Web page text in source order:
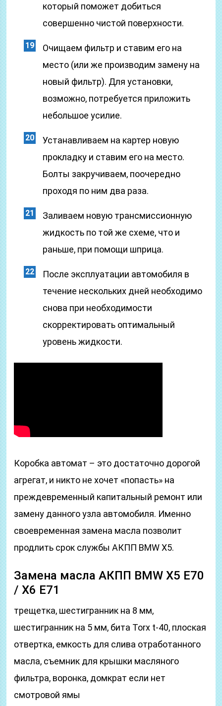
который поможет добиться
совершенно чистой поверхности.
Очищаем фильтр и ставим его на
место (или же производим замену на
новый фильтр). Для установки,
возможно, потребуется приложить
небольшое усилие.
Устанавливаем на картер новую
прокладку и ставим его на место.
Болты закручиваем, поочередно
проходя по ним два раза.
Заливаем новую трансмиссионную
жидкость по той же схеме, что и
раньше, при помощи шприца.
После эксплуатации автомобиля в
течение нескольких дней необходимо
снова при необходимости
скорректировать оптимальный
уровень жидкости.
Коробка автомат – это достаточно дорогой
агрегат, и никто не хочет «попасть» на
преждевременный капитальный ремонт или
замену данного узла автомобиля. Именно
своевременная замена масла позволит
продлить срок службы АКПП BMW X5.
Замена масла АКПП BMW X5 E70
/ X6 E71
трещетка, шестигранник на 8 мм,
шестигранник на 5 мм, бита Torx t-40, плоская
отвертка, емкость для слива отработанного
масла, съемник для крышки масляного
фильтра, воронка, домкрат если нет
смотровой ямы